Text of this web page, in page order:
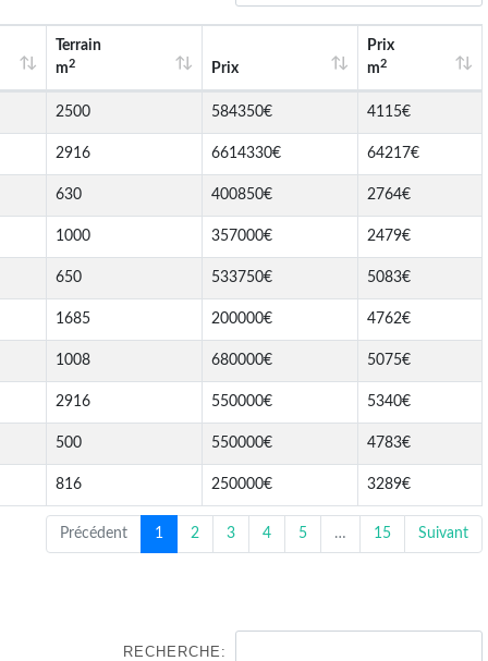
Terrain
m2 Prix
Prix
m2
2500 584350€ 4115€
2916 6614330€ 64217€
630 400850€ 2764€
1000 357000€ 2479€
650 533750€ 5083€
1685 200000€ 4762€
1008 680000€ 5075€
2916 550000€ 5340€
500 550000€ 4783€
816 250000€ 3289€
Précédent 1 2 3 4 5 … 15 Suivant
RECHERCHE: